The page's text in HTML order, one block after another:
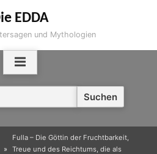
EDDA
und Mythologien
Fulla – Die Göttin der Fruchtbarkeit,
Treue und des Reichtums, die als